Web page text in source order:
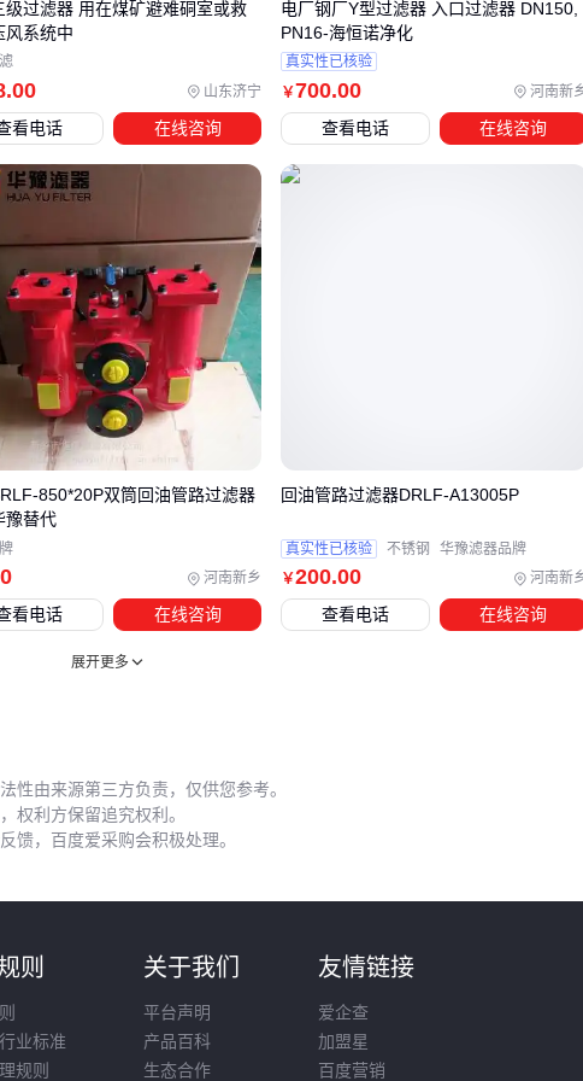
四、压差监测不到位，滤芯更换可能白费功夫
主管路过滤器的压差监测是维护效率的关键指标，但很多用户
只关注滤芯更换周期，忽略了配套压差计的选择。当过滤介质
逐渐堵塞滤芯时，进出口压差会持续上升，但不同工况下压差
变化的敏感度差异明显。
液压系统建议选用带机械指针的
压缩空气管路更适合数字微压差表
化
化工介质需考虑防腐型压差计，避免传感器被腐蚀失效
压差监测数据需要与滤芯更换形成联动机制。单纯依赖固定时
间更换滤芯，可能造成过早更换浪费或过晚更换风险。实际操
作中，当压差达到初始值的1.5倍时应准备更换，超过2倍必须
立即停机维护。配套的
，避免拆卸时损坏螺纹或密封面。
过渡到安装环节时，压差计接口方位直接影响读数准确性。建
议优先选择垂直向上或水平朝向的安装位，避免沉积物堵塞测
压孔。对于振动较大的管路，需要额外配置
主管路过滤器配置旁通阀常被误认为备用通道，实际这是防止
完全堵塞的最后防线。当压差骤增触发旁通时，系统已处于风
压缩空气枪
反向吹扫堵塞滤芯
检查前置篮式过滤器是否失效
日常维护中，每月应手动测试旁通阀启闭灵活性，防止杂质卡
死阀芯。化工工况还需注意阀体材质是否耐腐蚀，例如
.00 山东济宁
级过滤器 用在煤矿避难硐室或救
风系统中
看电话 在线咨询
￥700.00 河南新
电厂钢厂Y型过滤器 入口过滤器 DN150,
PN16-海恒诺净化
真实性已核验
查看电话 在线咨询
河南新乡
850*20P双筒回油管路过滤器
豫替代
看电话 在线咨询
￥200.00 河南新
回油管路过滤器DRLF-A13005P
真实性已核验 不锈钢 华豫滤器品牌
查看电话 在线咨询
展开更多
性由来源第三方负责，仅供您参考。
权利方保留追究权利。
馈，百度爱采购会积极处理。
则
业标准
规则
关于我们
平台声明
产品百科
生态合作
友情链接
爱企查
加盟星
百度营销